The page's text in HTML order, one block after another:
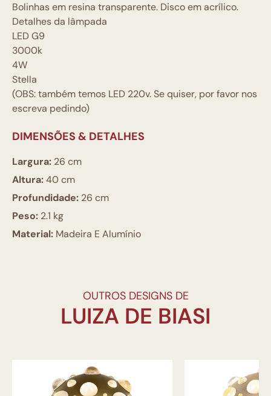
Bolinhas em resina transparente. Disco em acrílico.
Detalhes da lâmpada
LED G9
3000k
4W
Stella
(OBS: também temos LED 220v. Se quiser, por favor nos
escreva pedindo)
DIMENSÕES & DETALHES
Largura: 26 cm
Altura:40 cm
Profundidade: 26 cm
Peso: 2.1 kg
Material: Madeira E Alumínio
OUTROS DESIGNS DE